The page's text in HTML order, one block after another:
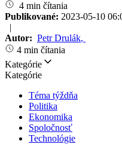
4 min čítania
Publikované: 2023-05-10
|
Autor: Petr Drulák,
4 min čítania
Kategórie
Kategórie
Téma týždňa
Politika
Ekonomika
Spoločnosť
Technológie